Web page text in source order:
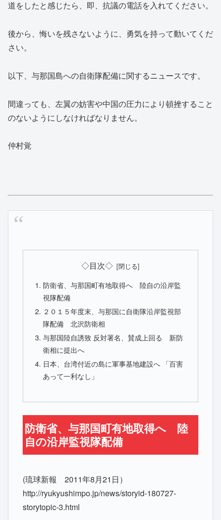
道をしたと感じたら、即、抗議の電話を入れてください。
後から、悔いを残さないように、勇気を持って動いてくだ
さい。
以下、与那国島への自衛隊配備に関するニュースです。
間違っても、左翼の妨害や中国の圧力により頓挫すること
のないようにしなければなりません。
仲村覚
◇目次◇
防衛省、与那国町有地取得へ 陸自の沿岸監
視隊配備
２０１５年度末、与那国に自衛隊沿岸監視部
隊配備 北沢防衛相
与那国陸自誘致 反対署名、賛成上回る 新防
衛相に提出へ
日本、台湾付近の島に軍事基地建設へ 「百害
あって一利なし」
防衛省、与那国町有地取得へ 陸
自の沿岸監視隊配備
(琉球新報 2011年8月21日）
http://ryukyushimpo.jp/news/storyid-180727-
storytopic-3.html